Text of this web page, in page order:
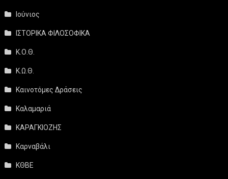
Ιούνιος
ΙΣΤΟΡΙΚΑ ΦΙΛΟΣΟΦΙΚΑ
Κ.Ο.Θ.
Κ.Ω.Θ.
Καινοτόμες Δράσεις
Καλαμαριά
ΚΑΡΑΓΚΙΟΖΗΣ
Καρναβάλι
ΚΘΒΕ